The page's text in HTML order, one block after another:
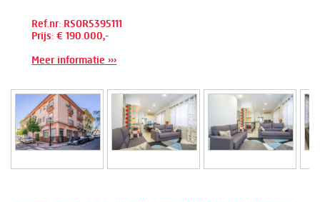
Ref.nr: RSOR5395111
Prijs: € 190.000,-
Meer informatie ›››